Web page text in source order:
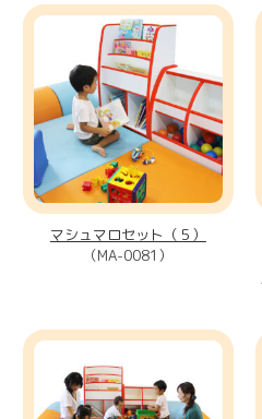
マシュマロセット（５）
（MA-0081）